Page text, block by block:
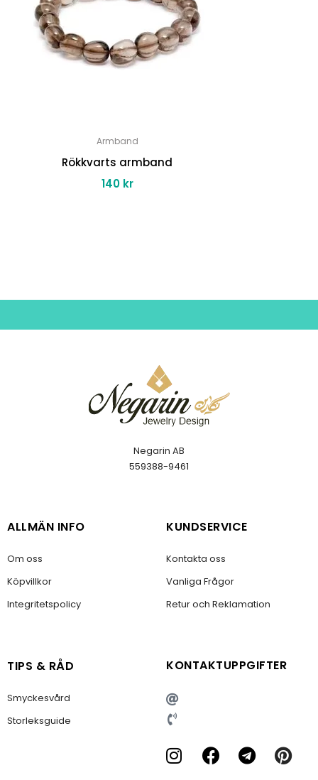
Armband
Rökkvarts armband
140 kr
Negarin AB
559388-9461
ALLMÄN INFO
Om oss
Köpvillkor
Integritetspolicy
KUNDSERVICE
Kontakta oss
Vanliga Frågor
Retur och Reklamation
TIPS & RÅD
Smyckesvård
Storleksguide
KONTAKTUPPGIFTER